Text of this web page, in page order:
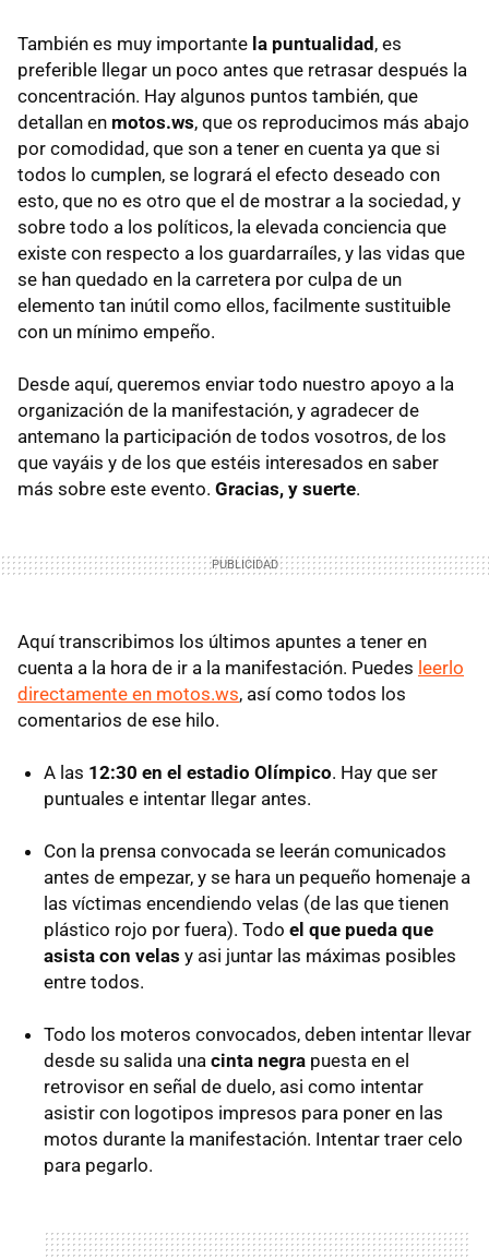
También es muy importante la puntualidad , es
preferible llegar un poco antes que retrasar después la
concentración. Hay algunos puntos también, que
detallan en motos.ws, que os reproducimos más abajo
por comodidad, que son a tener en cuenta ya que si
todos lo cumplen, se logrará el efecto deseado con
esto, que no es otro que el de mostrar a la sociedad, y
sobre todo a los políticos, la elevada conciencia que
existe con respecto a los guardarraíles, y las vidas que
se han quedado en la carretera por culpa de un
elemento tan inútil como ellos, facilmente sustituible
con un mínimo empeño.
Desde aquí, queremos enviar todo nuestro apoyo a la
organización de la manifestación, y agradecer de
antemano la participación de todos vosotros, de los
que vayáis y de los que estéis interesados en saber
más sobre este evento. Gracias, y suerte.
Aquí transcribimos los últimos apuntes a tener en
cuenta a la hora de ir a la manifestación. Puedes leerlo
directamente en motos.ws, así como todos los
comentarios de ese hilo.
A las 12:30 en el estadio Olímpico. Hay que ser
puntuales e intentar llegar antes.
Con la prensa convocada se leerán comunicados
antes de empezar, y se hara un pequeño homenaje a
las víctimas encendiendo velas (de las que tienen
plástico rojo por fuera). Todo el que pueda que
asista con velas y asi juntar las máximas posibles
entre todos.
Todo los moteros convocados, deben intentar llevar
desde su salida una cinta negra puesta en el
retrovisor en señal de duelo, asi como intentar
asistir con logotipos impresos para poner en las
motos durante la manifestación. Intentar traer celo
para pegarlo.